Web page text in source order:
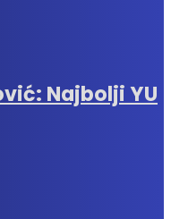
Najbolji YU